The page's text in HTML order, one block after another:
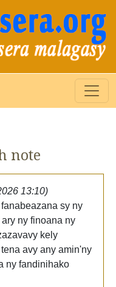
note
13:10)
sy ny
ny finoana ny
kely
avy any amin'ny
ny fandinihako